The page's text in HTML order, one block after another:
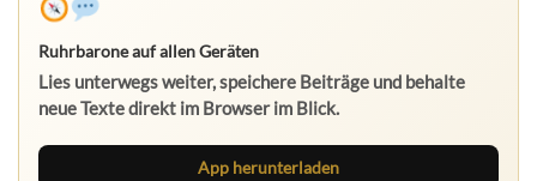
Ruhrbarone auf allen Geräten
Lies unterwegs weiter, speichere Beiträge und behalte
neue Texte direkt im Browser im Blick.
App herunterladen